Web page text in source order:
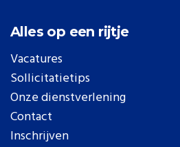
Alles op een rijtje
Vacatures
Sollicitatietips
Onze dienstverlening
Contact
Inschrijven